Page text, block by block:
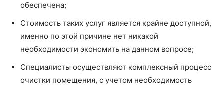
обеспечена;
Стоимость таких услуг является крайне доступной,
именно по этой причине нет никакой
необходимости экономить на данном вопросе;
Специалисты осуществляют комплексный процесс
очистки помещения, с учетом необходимость